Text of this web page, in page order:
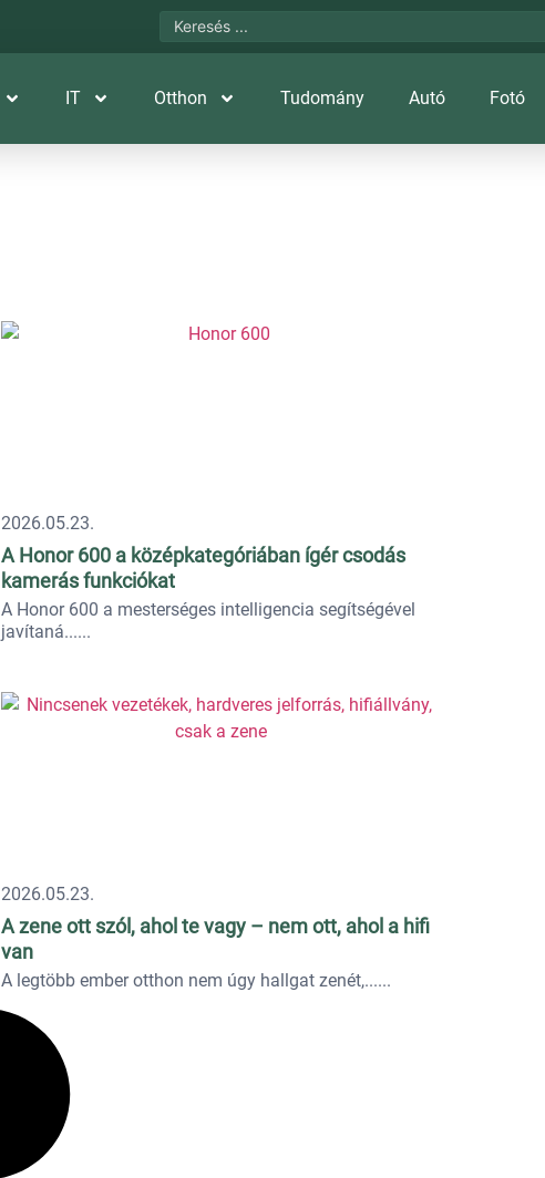
IT Otthon Tudomány Autó Fotó
2026.05.23.
A Honor 600 a középkategóriában ígér csodás
kamerás funkciókat
A Honor 600 a mesterséges intelligencia segítségével
javítaná...
2026.05.23.
A zene ott szól, ahol te vagy – nem ott, ahol a hifi
van
A legtöbb ember otthon nem úgy hallgat zenét,...